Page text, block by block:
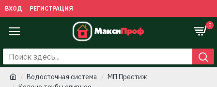
ВХОД РЕГИСТРАЦИЯ
0
Водосточная сиcтема
МП Престиж